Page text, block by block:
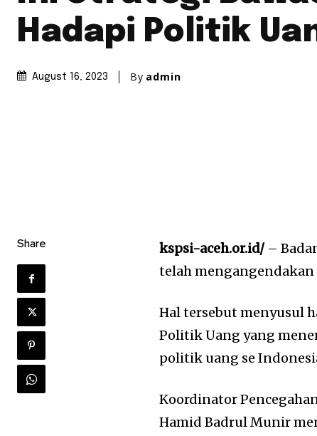
Hadapi Politik
August 16, 2023 By admin
Share kspsi-aceh.or.id/–
telah
Hal tersebut menyusul
Politik Uang yang
politik uang se
Koordinator
Hamid Badrul Munir